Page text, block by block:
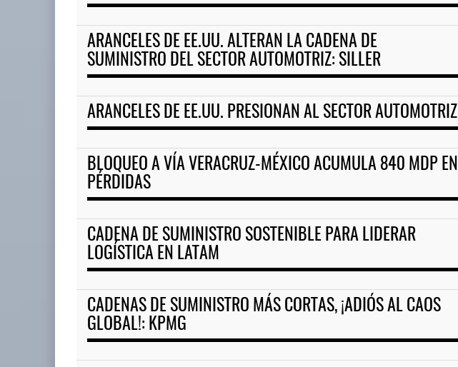
ARANCELES DE EE.UU. ALTERAN LA CADENA DE
SUMINISTRO DEL SECTOR AUTOMOTRIZ: SILLER
ARANCELES DE EE.UU. PRESIONAN AL SECTOR AUTOMOTRIZ
BLOQUEO A VÍA VERACRUZ-MÉXICO ACUMULA 840 MDP EN
PÉRDIDAS
CADENA DE SUMINISTRO SOSTENIBLE PARA LIDERAR
LOGÍSTICA EN LATAM
CADENAS DE SUMINISTRO MÁS CORTAS, ¡ADIÓS AL CAOS
GLOBAL!: KPMG